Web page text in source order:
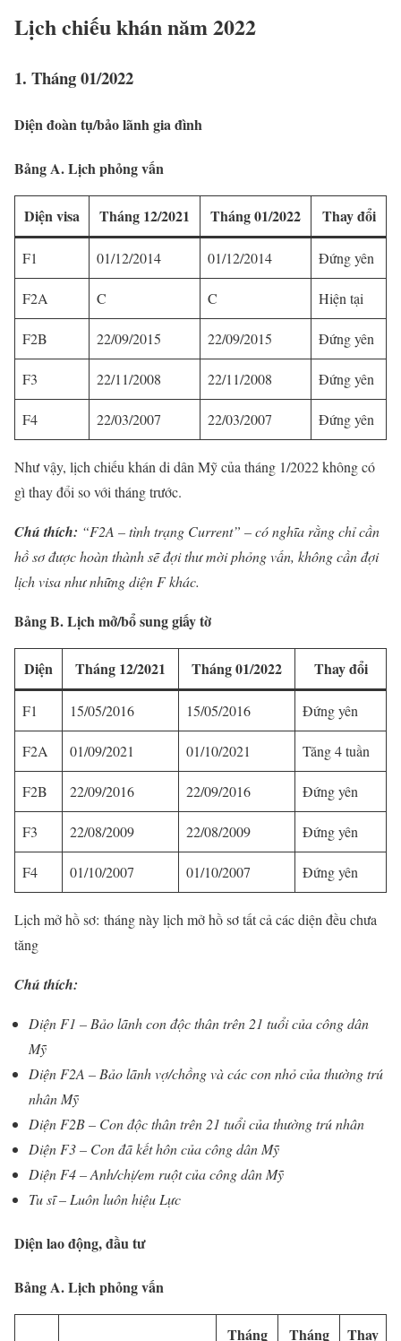
Lịch chiếu khán năm 2022
1. Tháng 01/2022
Diện đoàn tụ/bảo lãnh gia đình
Bảng A. Lịch phỏng vấn
Diện visa Tháng 12/2021 Tháng 01/2022 Thay đổi
F1 01/12/2014 01/12/2014 Đứng yên
F2A C C Hiện tại
F2B 22/09/2015 22/09/2015 Đứng yên
F3 22/11/2008 22/11/2008 Đứng yên
F4 22/03/2007 22/03/2007 Đứng yên
Như vậy, lịch chiếu khán di dân Mỹ của tháng 1/2022 không có
gì thay đổi so với tháng trước.
Chú thích: “F2A – tình trạng Current” – có nghĩa rằng chỉ cần
hồ sơ được hoàn thành sẽ đợi thư mời phỏng vấn, không cần đợi
lịch visa như những diện F khác.
Bảng B. Lịch mở/bổ sung giấy tờ
Diện Tháng 12/2021 Tháng 01/2022 Thay đổi
F1 15/05/2016 15/05/2016 Đứng yên
F2A 01/09/2021 01/10/2021 Tăng 4 tuần
F2B 22/09/2016 22/09/2016 Đứng yên
F3 22/08/2009 22/08/2009 Đứng yên
F4 01/10/2007 01/10/2007 Đứng yên
Lịch mở hồ sơ: tháng này lịch mở hồ sơ tất cả các diện đều chưa
tăng
Chú thích:
Diện F1 – Bảo lãnh con độc thân trên 21 tuổi của công dân
Mỹ
Diện F2A – Bảo lãnh vợ/chồng và các con nhỏ của thường trú
nhân Mỹ
Diện F2B – Con độc thân trên 21 tuổi của thường trú nhân
Diện F3 – Con đã kết hôn của công dân Mỹ
Diện F4 – Anh/chị/em ruột của công dân Mỹ
Tu sĩ – Luôn luôn hiệu Lực
Diện lao động, đầu tư
Bảng A. Lịch phỏng vấn
Tháng Tháng Thay